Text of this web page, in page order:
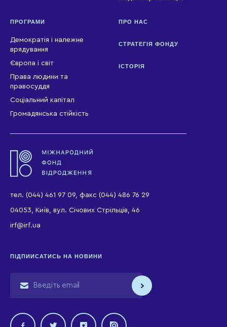
ПРОГРАМИ
Демократія і належне
врядування
Європа і світ
Права людини та
правосуддя
Соціальний капітал
Громадянська стійкість
ПРО НАС
СТРАТЕГІЯ ФОНДУ
ІСТОРІЯ
тел. (044) 461 97 09, факс (044) 486 76 29
04053, Київ, вул. Січових Стрільців, 46
irf@irf.ua
ПІДПИИСАТИСЬ НА НОВИНИ